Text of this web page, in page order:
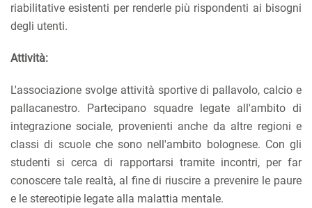
riabilitative esistenti per renderle più rispondenti ai bisogni
degli utenti.
Attività:
L'associazione svolge attività sportive di pallavolo, calcio e
pallacanestro. Partecipano squadre legate all'ambito di
integrazione sociale, provenienti anche da altre regioni e
classi di scuole che sono nell'ambito bolognese. Con gli
studenti si cerca di rapportarsi tramite incontri, per far
conoscere tale realtà, al fine di riuscire a prevenire le paure
e le stereotipie legate alla malattia mentale.